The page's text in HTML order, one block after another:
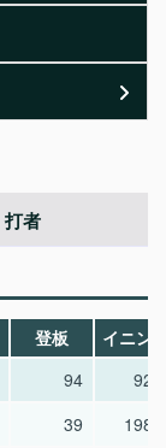
打者
登板
イニン
94
92.0
39
198.1